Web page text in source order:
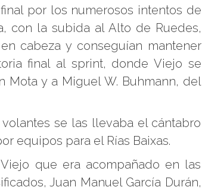
por los numerosos intentos de
con la subida al Alto de Ruedes,
cabeza y conseguían mantener
final al sprint, donde Viejo se
Mota y a Miguel W. Buhmann, del
se las llevaba el cántabro
equipos para el Rías Baixas.
que era acompañado en las
Juan Manuel García Durán,